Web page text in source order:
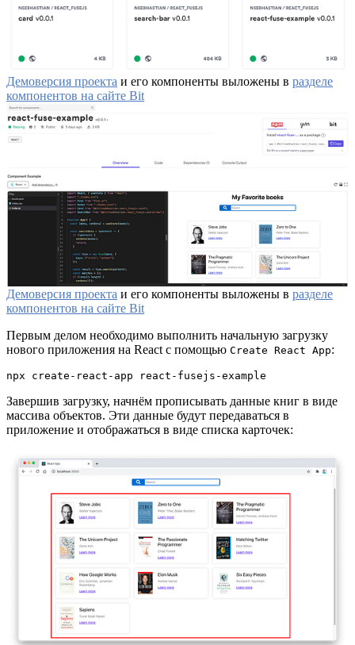
Демоверсия проекта и его компоненты выложены в разделе
компонентов на сайте Bit
Демоверсия проекта и его компоненты выложены в разделе
компонентов на сайте Bit
Первым делом необходимо выполнить начальную загрузку
нового приложения на React с помощью Create React App:
npx create-react-app react-fusejs-example
Завершив загрузку, начнём прописывать данные книг в виде
массива объектов. Эти данные будут передаваться в
приложение и отображаться в виде списка карточек: